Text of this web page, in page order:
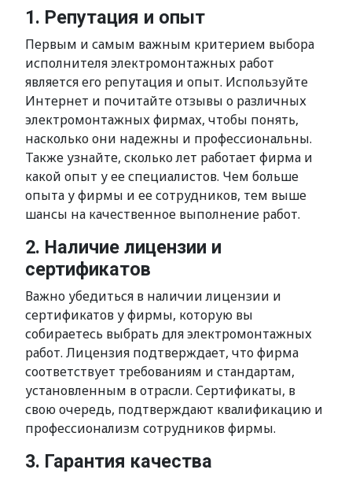
1. Репутация и опыт
Первым и самым важным критерием выбора
исполнителя электромонтажных работ
является его репутация и опыт. Используйте
Интернет и почитайте отзывы о различных
электромонтажных фирмах, чтобы понять,
насколько они надежны и профессиональны.
Также узнайте, сколько лет работает фирма и
какой опыт у ее специалистов. Чем больше
опыта у фирмы и ее сотрудников, тем выше
шансы на качественное выполнение работ.
2. Наличие лицензии и
сертификатов
Важно убедиться в наличии лицензии и
сертификатов у фирмы, которую вы
собираетесь выбрать для электромонтажных
работ. Лицензия подтверждает, что фирма
соответствует требованиям и стандартам,
установленным в отрасли. Сертификаты, в
свою очередь, подтверждают квалификацию и
профессионализм сотрудников фирмы.
3. Гарантия качества